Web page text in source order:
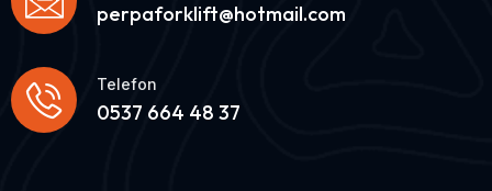
perpaforklift@hotmail.com
0537 664 48 37
Telefon